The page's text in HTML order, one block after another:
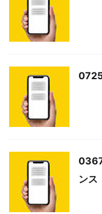
ンス